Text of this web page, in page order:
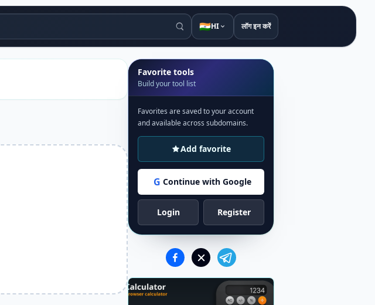
🇮🇳HI लॉग इन करें
Favorite tools
Build your tool list
Favorites are saved to your account
and available across subdomains.
Add favorite
G Continue with Google
Login Register